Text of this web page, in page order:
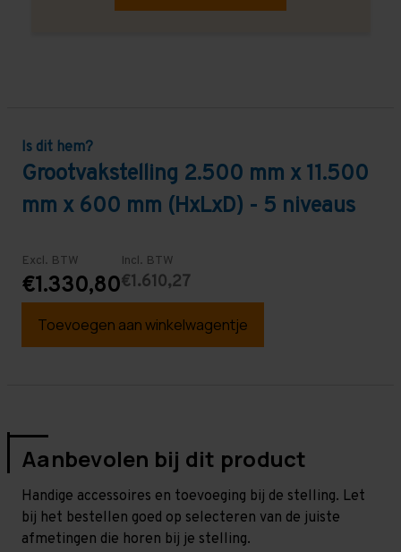
Is dit hem?
Grootvakstelling 2.500 mm x 11.500
mm x 600 mm (HxLxD) - 5 niveaus
Excl. BTW
€1.330,80
Incl. BTW
€1.610,27
Toevoegen aan winkelwagentje
Aanbevolen bij dit product
Handige accessoires en toevoeging bij de stelling. Let
bij het bestellen goed op selecteren van de juiste
afmetingen die horen bij je stelling.